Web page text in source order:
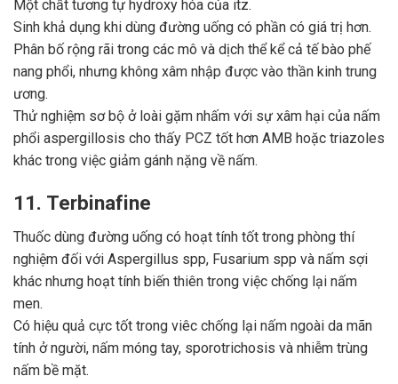
Một chất tương tự hydroxy hóa của itz.
Sinh khả dụng khi dùng đường uống có phần có giá trị hơn.
Phân bố rộng rãi trong các mô và dịch thể kể cả tế bào phế
nang phổi, nhưng không xâm nhập được vào thần kinh trung
ương.
Thử nghiệm sơ bộ ở loài gặm nhấm với sự xâm hại của nấm
phổi aspergillosis cho thấy PCZ tốt hơn AMB hoặc triazoles
khác trong việc giảm gánh nặng về nấm.
11. Terbinafine
Thuốc dùng đường uống có hoạt tính tốt trong phòng thí
nghiệm đối với Aspergillus spp, Fusarium spp và nấm sợi
khác nhưng hoạt tính biến thiên trong việc chống lại nấm
men.
Có hiệu quả cực tốt trong viêc chống lại nấm ngoài da mãn
tính ở người, nấm móng tay, sporotrichosis và nhiễm trùng
nấm bề mặt.